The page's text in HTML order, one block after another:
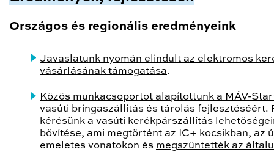
Országos és regionális eredményeink
Javaslatunk nyomán elindult az elektromos
vásárlásának támogatása.
Közös munkacsoportot alapítottunk a MÁV-
vasúti bringaszállítás és tárolás fejlesztéséért.
kérésünk a vasúti kerékpárszállítás
bővítése, ami megtörtént az IC+ kocsikban, az
emeletes vonatokon és megszüntették az